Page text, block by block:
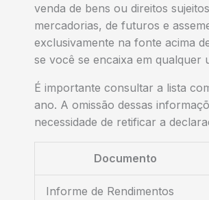
venda de bens ou direitos
mercadorias, de futuros e
exclusivamente na fonte acima
se você se encaixa em qualquer
É importante consultar a lista
ano. A omissão dessas
necessidade de retificar a
Documento
Informe de Rendimentos